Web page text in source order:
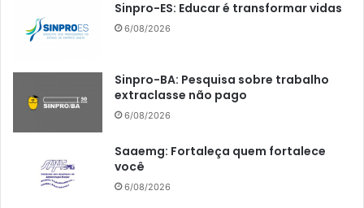
Sinpro-ES: Educar é transformar vidas
6/08/2026
Sinpro-BA: Pesquisa sobre trabalho
extraclasse não pago
6/08/2026
Saaemg: Fortaleça quem fortalece
você
6/08/2026